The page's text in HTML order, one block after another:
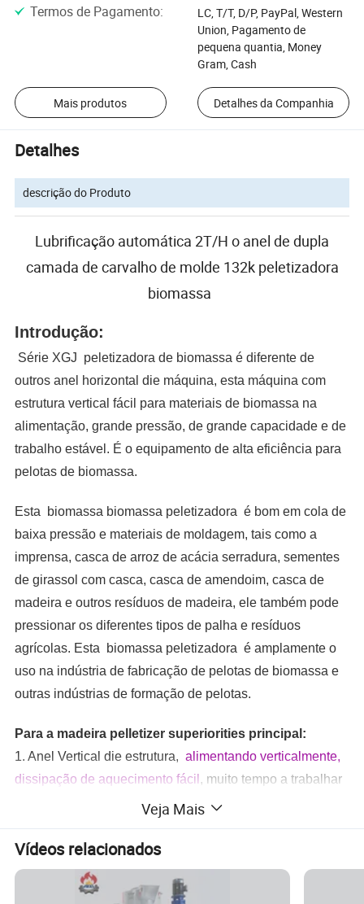
Termos de Pagamento:
LC, T/T, D/P, PayPal, Western
Union, Pagamento de
pequena quantia, Money
Gram, Cash
Mais produtos Detalhes da Companhia
Detalhes
descrição do Produto
Lubrificação automática 2T/H o anel de dupla
camada de carvalho de molde 132k peletizadora
biomassa
Introdução:
Série XGJ peletizadora de biomassa é diferente de
outros anel horizontal die máquina, esta máquina com
estrutura vertical fácil para materiais de biomassa na
alimentação, grande pressão, de grande capacidade e de
trabalho estável. É o equipamento de alta eficiência para
pelotas de biomassa.
Esta biomassa biomassa peletizadora é bom em cola de
baixa pressão e materiais de moldagem, tais como a
imprensa, casca de arroz de acácia serradura, sementes
de girassol com casca, casca de amendoim, casca de
madeira e outros resíduos de madeira, ele também pode
pressionar os diferentes tipos de palha e resíduos
agrícolas. Esta
biomassa peletizadora é amplamente o
uso na indústria de fabricação de pelotas de biomassa e
outras indústrias de formação de pelotas.
Para a madeira pelletizer superiorities principal:
1. Anel Vertical die estrutura, alimentando verticalmente,
dissipação de aquecimento fácil, muito tempo a trabalhar
2. Anel O die fixado o roller roda
funcionamento mais estável.
Veja Mais
Vídeos relacionados